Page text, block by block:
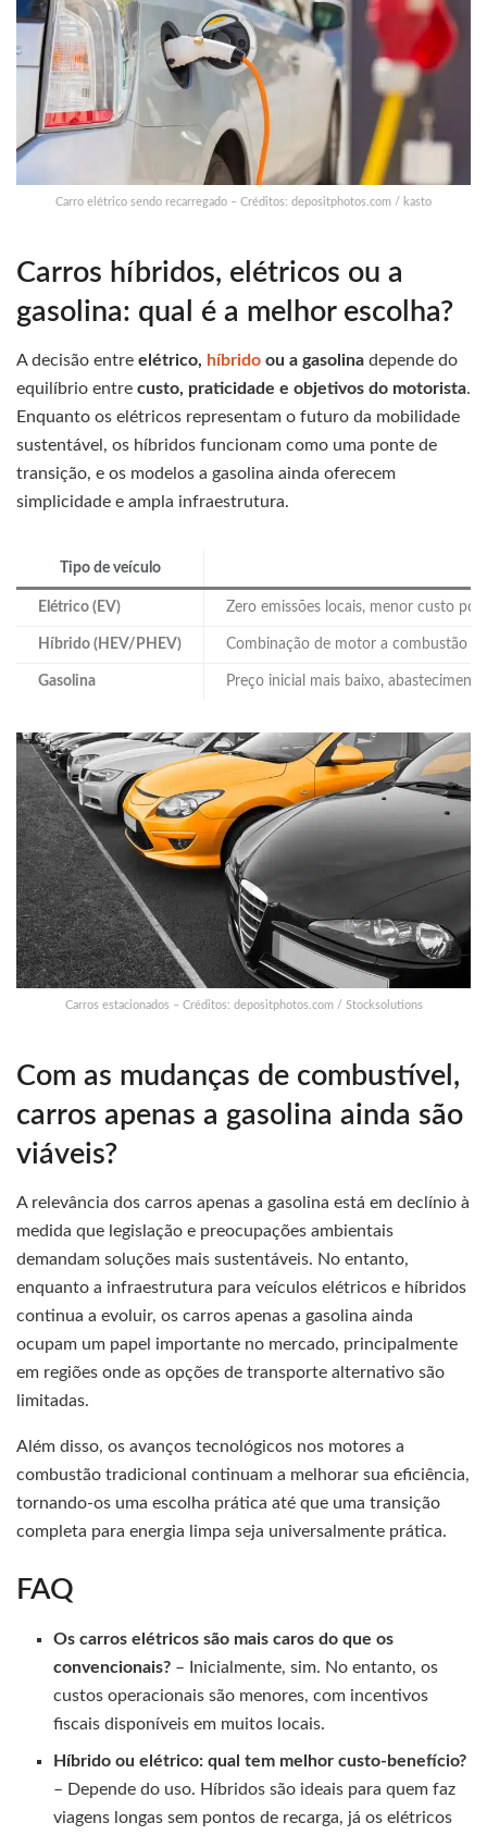
Carro elétrico sendo recarregado – Créditos: depositphotos.com / kasto
Carros híbridos, elétricos ou a
gasolina: qual é a melhor escolha?
A decisão entre elétrico, híbrido ou a gasolina depende do
equilíbrio entre custo, praticidade e objetivos do motorista.
Enquanto os elétricos representam o futuro da mobilidade
sustentável, os híbridos funcionam como uma ponte de
transição, e os modelos a gasolina ainda oferecem
simplicidade e ampla infraestrutura.
Tipo de veículo
Elétrico (EV) Zero emissões locais, menor custo
Híbrido (HEV/PHEV) Combinação de motor a combustão +
Gasolina Preço inicial mais baixo,
Carros estacionados – Créditos: depositphotos.com / Stocksolutions
Com as mudanças de combustível,
carros apenas a gasolina ainda são
viáveis?
A relevância dos carros apenas a gasolina está em declínio à
medida que legislação e preocupações ambientais
demandam soluções mais sustentáveis. No entanto,
enquanto a infraestrutura para veículos elétricos e híbridos
continua a evoluir, os carros apenas a gasolina ainda
ocupam um papel importante no mercado, principalmente
em regiões onde as opções de transporte alternativo são
limitadas.
Além disso, os avanços tecnológicos nos motores a
combustão tradicional continuam a melhorar sua eficiência,
tornando-os uma escolha prática até que uma transição
completa para energia limpa seja universalmente prática.
FAQ
Os carros elétricos são mais caros do que os
convencionais? – Inicialmente, sim. No entanto, os
custos operacionais são menores, com incentivos
fiscais disponíveis em muitos locais.
Híbrido ou elétrico: qual tem melhor custo-benefício?
– Depende do uso. Híbridos são ideais para quem faz
viagens longas sem pontos de recarga, já os elétricos